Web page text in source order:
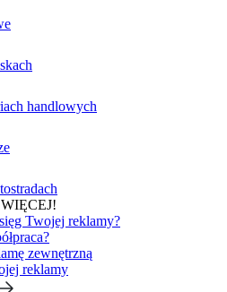
handlowych
Twojej reklamy?
zewnętrzną
reklamy